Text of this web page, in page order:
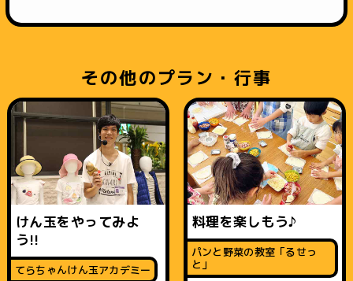
その他のプラン・行事
けん玉をやってみよ
う!!
てらちゃんけん玉アカデミー
料理を楽しもう♪
パンと野菜の教室「るせっ
と」